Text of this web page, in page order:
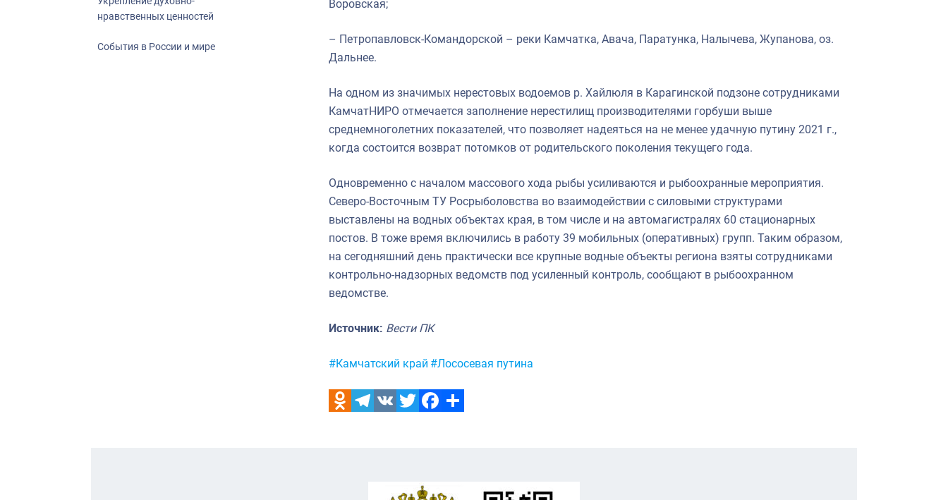
нравственных ценностей
События в России и мире
Воровская;
– Петропавловск-Командорской – реки Камчатка, Авача, Паратунка, Налычева, Жупанова, оз.
Дальнее.
На одном из значимых нерестовых водоемов р. Хайлюля в Карагинской подзоне сотрудниками
КамчатНИРО отмечается заполнение нерестилищ производителями горбуши выше
среднемноголетних показателей, что позволяет надеяться на не менее удачную путину 2021 г.,
когда состоится возврат потомков от родительского поколения текущего года.
Одновременно с началом массового хода рыбы усиливаются и рыбоохранные мероприятия.
Северо-Восточным ТУ Росрыболовства во взаимодействии с силовыми структурами
выставлены на водных объектах края, в том числе и на автомагистралях 60 стационарных
постов. В тоже время включились в работу 39 мобильных (оперативных) групп. Таким образом,
на сегодняшний день практически все крупные водные объекты региона взяты сотрудниками
контрольно-надзорных ведомств под усиленный контроль, сообщают в рыбоохранном
ведомстве.
Источник: Вести ПК
Метки:
#Камчатский край #Лососевая путина